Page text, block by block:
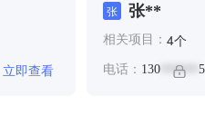
立即查看
张 张**
相关项目： 4个
电话： 130******